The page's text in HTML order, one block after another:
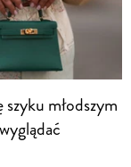
młodszym